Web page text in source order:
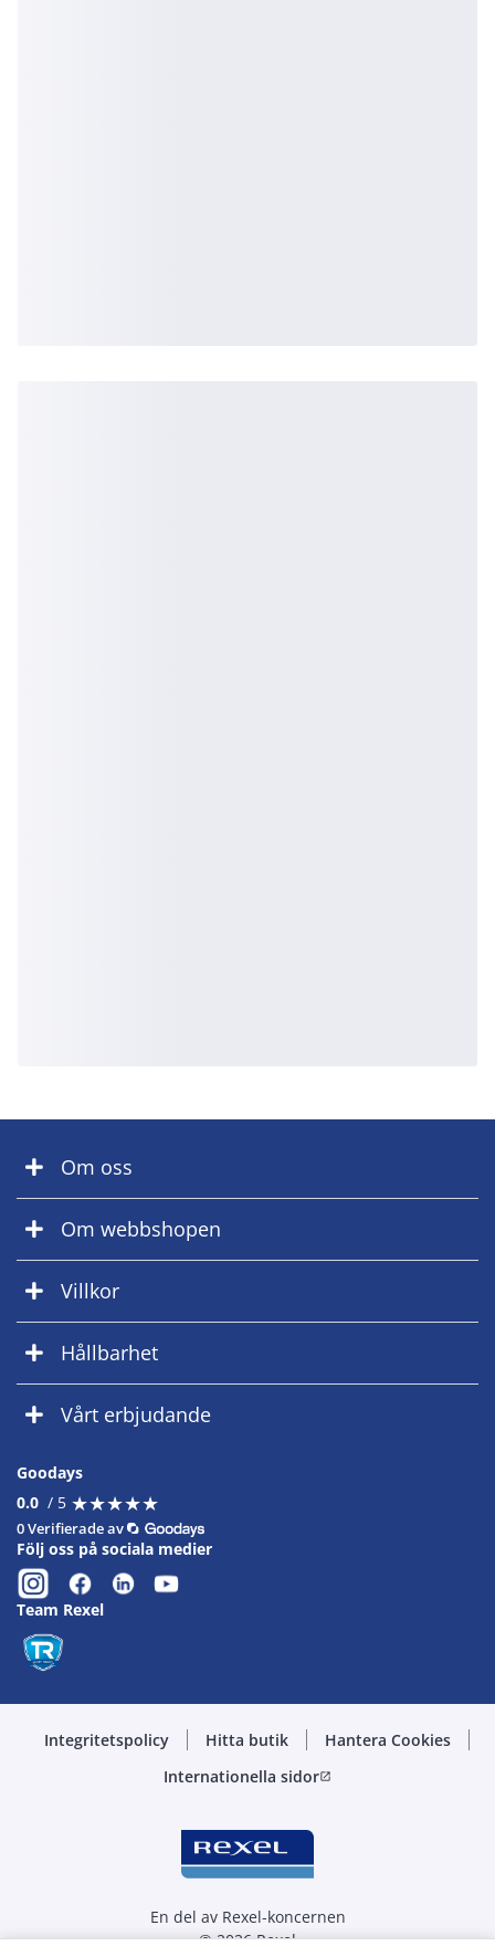
Om oss
Om webbshopen
Villkor
Hållbarhet
Vårt erbjudande
Goodays
0.0 / 5 ★★★★★
★★★★★
0 Verifierade av
Följ oss på sociala medier
Team Rexel
Integritetspolicy Hitta butik
Hantera Cookies
Internationella sidoropen_in_new
En del av Rexel-koncernen
© 2026 Rexel